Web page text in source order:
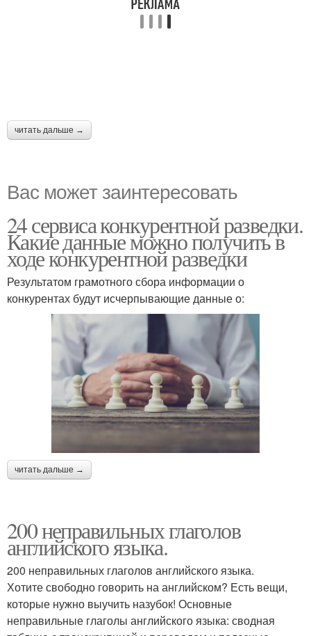
читать дальше →
Вас может заинтересовать
24 сервиса конкурентной разведки.
Какие данные можно получить в
ходе конкурентной разведки
Результатом грамотного сбора информации о
конкурентах будут исчерпывающие данные о:
читать дальше →
200 неправильных глаголов
английского языка.
200 неправильных глаголов английского языка.
Хотите свободно говорить на английском? Есть вещи,
которые нужно выучить назубок! Основные
неправильные глаголы английского языка: сводная